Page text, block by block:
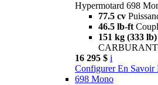
Hypermotard 698
77.5 cv
46.5 lb-ft
151 kg (333 lb)
CARBURANT
16 295 $ i
Configurer En Savoir
698 Mono